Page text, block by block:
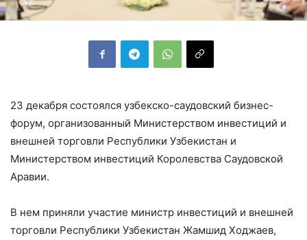
23 декабря состоялся узбекско-саудовский бизнес-
форум, организованный Министерством инвестиций и
внешней торговли Республики Узбекистан и
Министерством инвестиций Королевства Саудовской
Аравии.
В нем приняли участие министр инвестиций и внешней
торговли Республики Узбекистан Жамшид Ходжаев,